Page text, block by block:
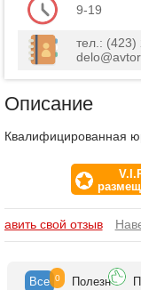
9-19
тел.: (423)
Описание
Квалифицированная
Отзывы
свой отзыв
Все 0 Полезн